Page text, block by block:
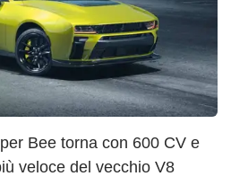
Bee torna con 600 CV e
veloce del vecchio V8